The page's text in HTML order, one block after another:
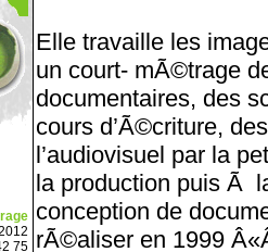
75
Elle travaille les
un court- mÃ©trage
documentaires, des
cours d’Ã©criture,
l’audiovisuel par la
la production puis Ã
conception de
rÃ©aliser en 1999